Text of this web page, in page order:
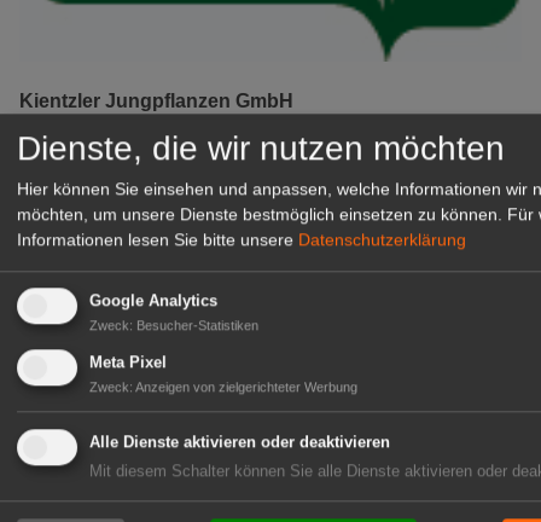
Kientzler Jungpflanzen GmbH
Gärtner im Zierpflanzenbau
(Geselle/Meister/Techniker)
(m/w/d)
Gensingen
Dienste, die wir nutzen möchten
Hier können Sie einsehen und anpassen, welche Informationen wir
möchten, um unsere Dienste bestmöglich einsetzen zu können. Für
Informationen lesen Sie bitte unsere Datenschutzerklärung
Google Analytics
Zweck: Besucher-Statistiken
Meta Pixel
Zweck: Anzeigen von zielgerichteter Werbung
Alle Dienste aktivieren oder deaktivieren
Mit diesem Schalter können Sie alle Dienste aktivieren oder